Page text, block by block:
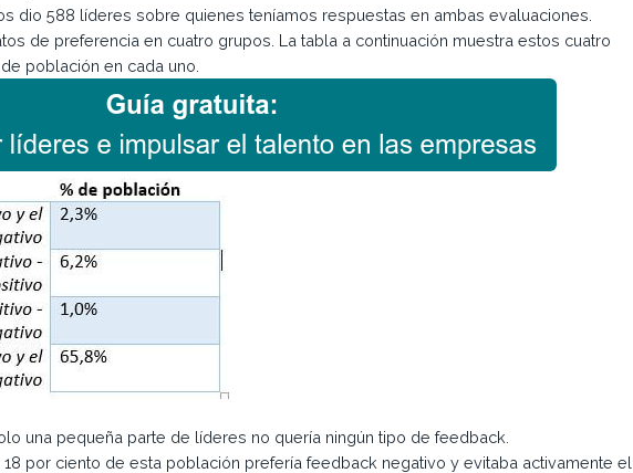
dio 588 líderes sobre quienes teníamos respuestas en ambas evaluaciones.
de preferencia en cuatro grupos. La tabla a continuación muestra estos cuatro
población en cada uno.
una pequeña parte de líderes no quería ningún tipo de feedback.
por ciento de esta población prefería feedback negativo y evitaba activamente el